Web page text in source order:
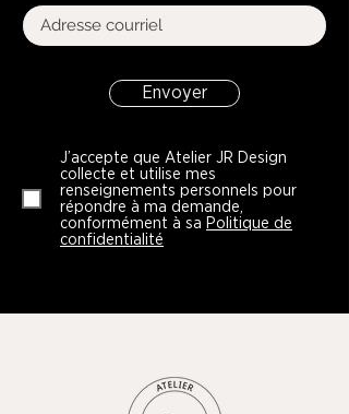
Envoyer
J’accepte que Atelier JR Design
collecte et utilise mes
renseignements personnels pour
répondre à ma demande,
conformément à sa Politique de
confidentialité